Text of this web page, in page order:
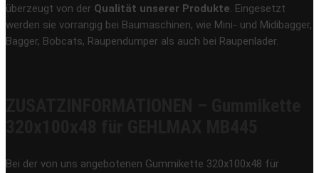
überzeugt von der Qualität unserer Produkte. Eingesetzt
werden sie vorrangig bei Baumaschinen, wie Mini- und Midibagger,
Bagger, Bobcats, Raupendumper als auch bei Raupenlader.
Bei der von uns angebotenen Gummikette 320x100x48 für